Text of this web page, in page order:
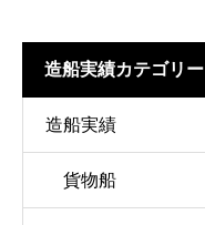
造船実績カテゴリー
造船実績
貨物船